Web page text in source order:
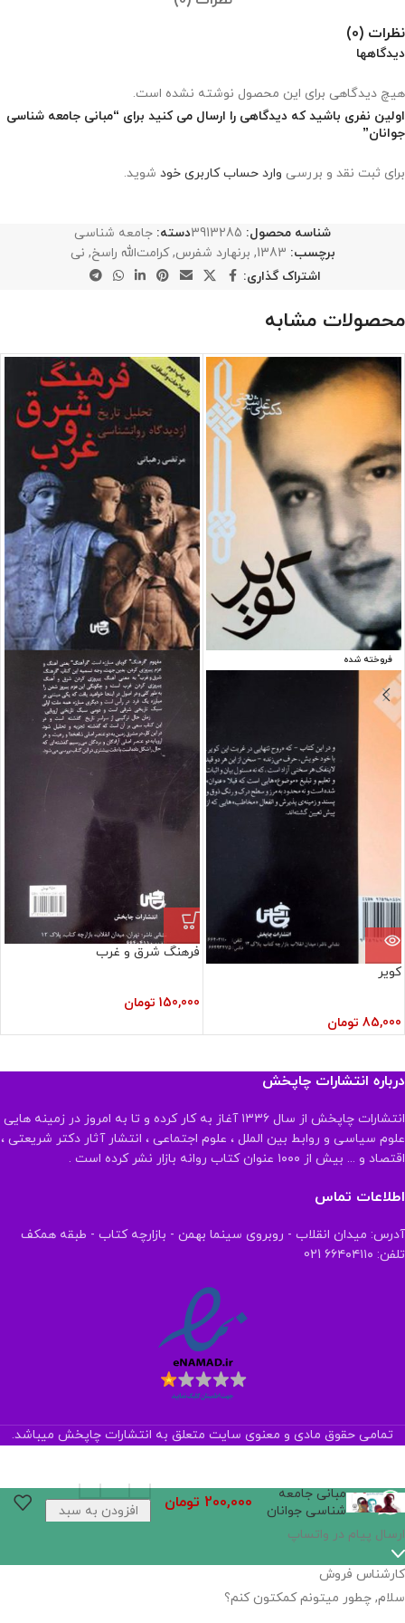
نظرات (0)
دیدگاهها
هیچ دیدگاهی برای این محصول نوشته نشده است.
اولین نفری باشید که دیدگاهی را ارسال می کنید برای “مبانی جامعه شناسی
جوانان”
برای ثبت نقد و بررسی وارد حساب کاربری خود شوید.
شناسه محصول: 3913285دسته: جامعه شناسی
برچسب: 1383
, برنهارد شفرس, کرامت‌الله راسخ, نی
اشتراک گذاری:
محصولات مشابه
فروخته شده
کویر
85,000 تومان
فرهنگ شرق و غرب
150,000 تومان
درباره انتشارات چاپخش
انتشارات چاپخش از سال ۱۳۳۶ آغاز به کار کرده و تا به امروز در زمینه هایی
علوم سیاسی و روابط بین الملل ، علوم اجتماعی ، انتشار آثار دکتر شریعتی ،
اقتصاد و ... بیش از ۱۰۰۰ عنوان کتاب روانه بازار نشر کرده است .
اطلاعات تماس
آدرس: میدان انقلاب - روبروی سینما بهمن - بازارچه کتاب - طبقه همکف
تلفن: ۶۶۴۰۴۱۱۰ 021
تمامی حقوق مادی و معنوی سایت متعلق به انتشارات چاپخش میباشد.
مبانی جامعه
شناسی جوانان
200,000 تومان
افزودن به سبد
اگر